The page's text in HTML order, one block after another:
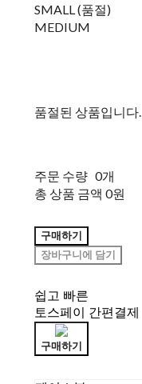
SMALL (품절)
MEDIUM
품절된 상품입니다.
주문 수량 0개
총 상품 금액 0원
구매하기
장바구니에 담기
쉽고 빠른
토스페이 간편결제
구매하기